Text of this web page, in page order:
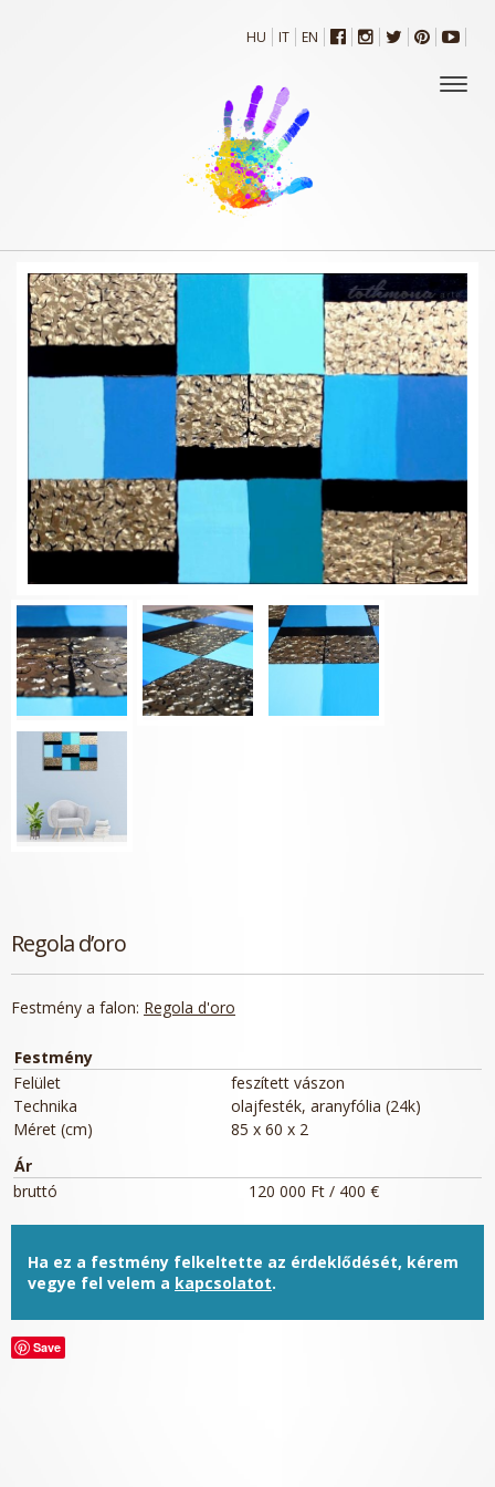
HU IT EN
Regola d’oro
Festmény a falon: Regola d'oro
Festmény
Felület
feszített vászon
Technika
olajfesték, aranyfólia (24k)
Méret (cm)
85 x 60 x 2
Ár
bruttó
120 000 Ft / 400 €
Ha ez a festmény felkeltette az érdeklődését, kérem
vegye fel velem a kapcsolatot.
Save